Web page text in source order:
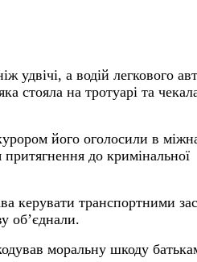
а водій легкового
стояла на тротуарі та
його оголосили в
до кримінальної
керувати транспортними
об’єднали.
моральну шкоду